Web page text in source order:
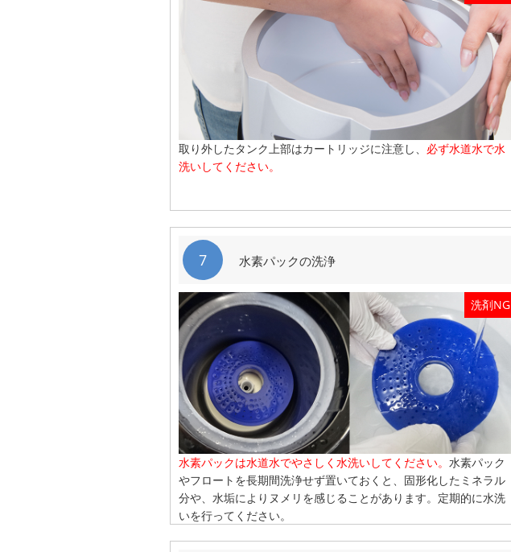
取り外したタンク上部はカートリッジに注意し、 必ず水道水で水
洗いしてください。
7 水素パックの洗浄
洗剤NG
水素パックは水道水でやさしく水洗いしてください。水素パック
やフロートを長期間洗浄せず置いておくと、固形化したミネラル
分や、水垢によりヌメリを感じることがあります。定期的に水洗
いを行ってください。